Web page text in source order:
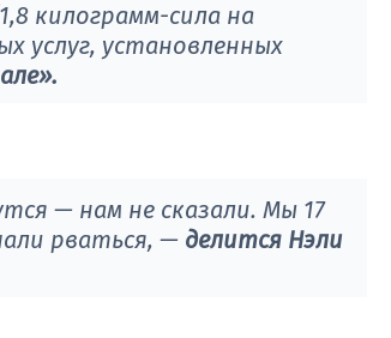
килограмм-сила на
услуг, установленных
— нам не сказали. Мы 17
рваться, — делится Нэли